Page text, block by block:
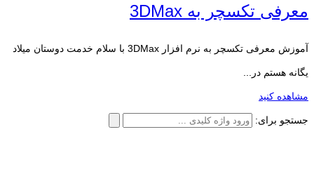
معرفی تکسچر به 3DMax
آموزش معرفی تکسچر به نرم افزار 3DMax با سلام خدمت دوستان میلاد
یگانه هستم در...
مشاهده کنید
جستجو برای: